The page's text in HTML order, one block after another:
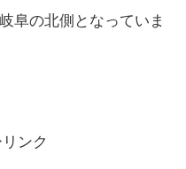
阜の北側となっていま
ンク